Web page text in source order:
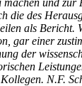
die des
als Bericht.
gar einer
der
N.F.